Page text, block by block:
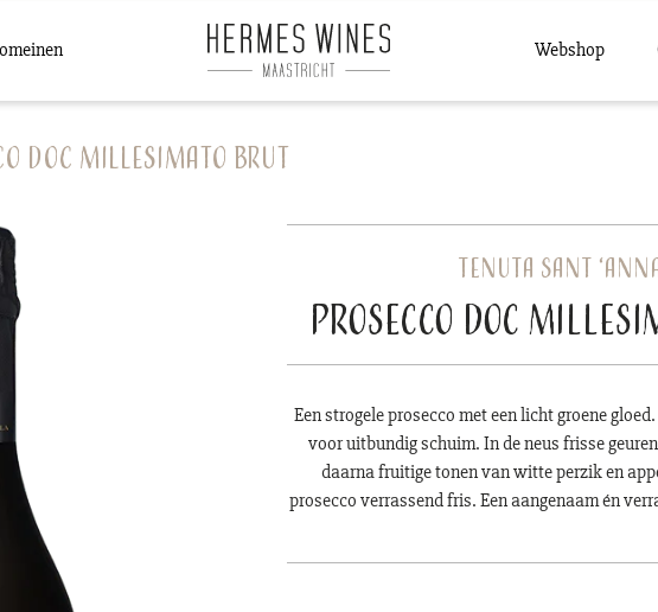
Webshop
DOC Millesimato Brut
Tenuta Sant
Prosecco DOC
Een strogele prosecco met een licht groene
voor uitbundig schuim. In de neus frisse
daarna fruitige tonen van witte perzik en
prosecco verrassend fris. Een aangenaam én